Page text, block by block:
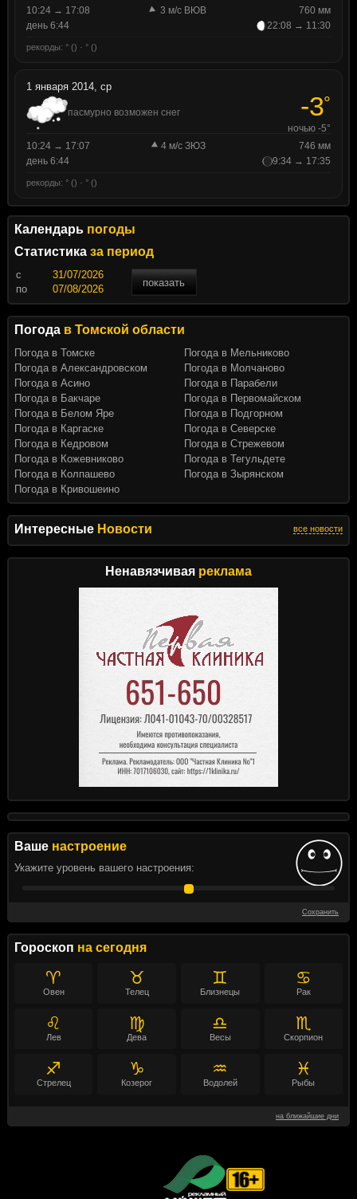
Интересные Новости все новости
Ненавязчивая реклама
Ваше настроение
Укажите уровень вашего настроения:
Сохранить
Гороскоп на сегодня
♈
Овен
♉
Телец
♊
Близнецы
♋
Рак
♌
Лев
♍
Дева
♎
Весы
♏
Скорпион
♐
Стрелец
♑
Козерог
♒
Водолей
♓
Рыбы
на ближайшие дни
10:24 → 17:08
3 м/с ВЮВ
760 мм
день 6:44
22:08 → 11:30
рекорды: ° () · ° ()
1 января 2014, ср
пасмурно возможен снег -3°
ночью -5°
10:24 → 17:07
4 м/с ЗЮЗ
746 мм
день 6:44
9:34 → 17:35
рекорды: ° () · ° ()
Календарь погоды
Статистика за период
c
показать
по
Погода в Томской области
Погода в Томске
Погода в Александровском
Погода в Асино
Погода в Бакчаре
Погода в Белом Яре
Погода в Каргаске
Погода в Кедровом
Погода в Кожевниково
Погода в Колпашево
Погода в Кривошеино
Погода в Мельниково
Погода в Молчаново
Погода в Парабели
Погода в Первомайском
Погода в Подгорном
Погода в Северске
Погода в Стрежевом
Погода в Тегульдете
Погода в Зырянском